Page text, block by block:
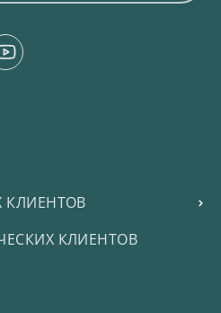
Youtube
КЛИЕНТОВ
КЛИЕНТОВ